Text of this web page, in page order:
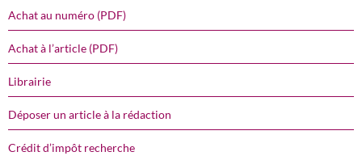
Achat au numéro (PDF)
Achat à l’article (PDF)
Librairie
Déposer un article à la rédaction
Crédit d’impôt recherche